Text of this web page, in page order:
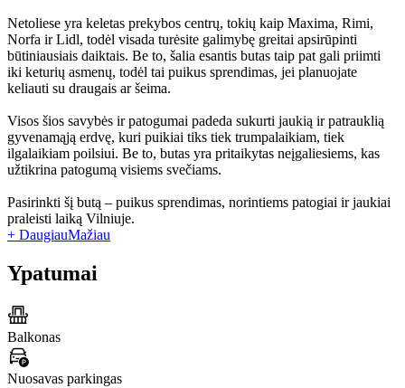
Netoliese yra keletas prekybos centrų, tokių kaip Maxima, Rimi,
Norfa ir Lidl, todėl visada turėsite galimybę greitai apsirūpinti
būtiniausiais daiktais. Be to, šalia esantis butas taip pat gali priimti
iki keturių asmenų, todėl tai puikus sprendimas, jei planuojate
keliauti su draugais ar šeima.
Visos šios savybės ir patogumai padeda sukurti jaukią ir patrauklią
gyvenamąją erdvę, kuri puikiai tiks tiek trumpalaikiam, tiek
ilgalaikiam poilsiui. Be to, butas yra pritaikytas neįgaliesiems, kas
užtikrina patogumą visiems svečiams.
Pasirinkti šį butą – puikus sprendimas, norintiems patogiai ir jaukiai
praleisti laiką Vilniuje.
+ DaugiauMažiau
Ypatumai
Balkonas
Nuosavas parkingas